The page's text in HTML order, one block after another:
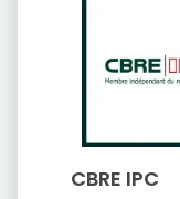
CBRE IPC